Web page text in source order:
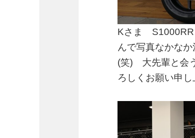
Kさま S1000RR
んで写真なかな
(笑) 大先輩と会
ろしくお願い申し